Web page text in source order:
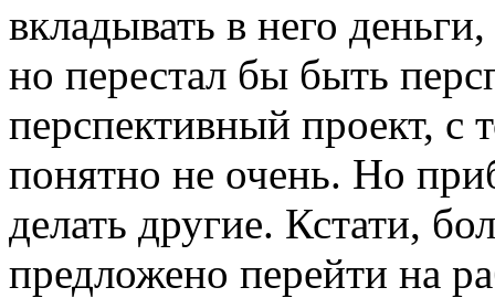
вкладывать в него
но перестал бы быть
перспективный проект, с
понятно не очень. Но
делать другие. Кстати,
предложено перейти на